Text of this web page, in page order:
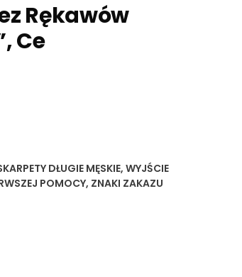
Rękawów
Ce
DŁUGIE MĘSKIE, WYJŚCIE
POMOCY, ZNAKI ZAKAZU